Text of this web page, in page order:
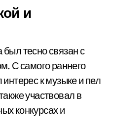
и
тесно связан с
С самого раннего
к музыке и пел
участвовал в
конкурсах и